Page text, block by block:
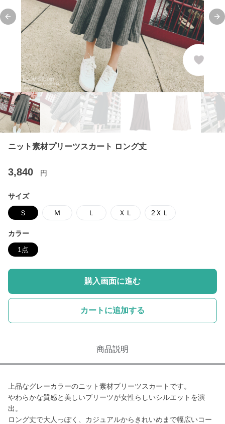
Previous slide
ニット素材プリーツスカート ロング丈
3,840 円
サイズ
Ｓ Ｍ Ｌ ＸＬ 2ＸＬ
カラー
1点
購入画面に進む
カートに追加する
商品説明
上品なグレーカラーのニット素材プリーツスカートです。
やわらかな質感と美しいプリーツが女性らしいシルエットを演
出。
ロング丈で大人っぽく、カジュアルからきれいめまで幅広いコー